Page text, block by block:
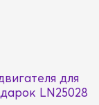
для
LN25028